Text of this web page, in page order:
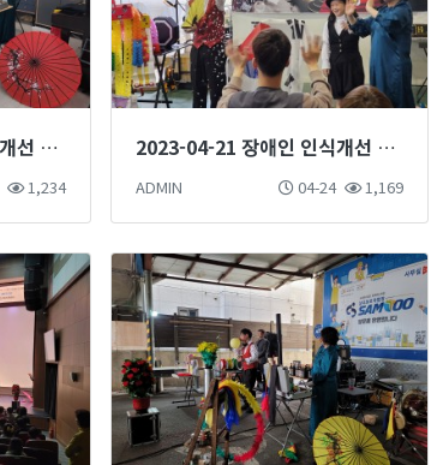
2023-05-08 장애인 인식개선 마술단 마술공연 진행
1,234
2023-04-21 장애인 인식개선 마술단 마술공연 진행
ADMIN 04-24 1,169